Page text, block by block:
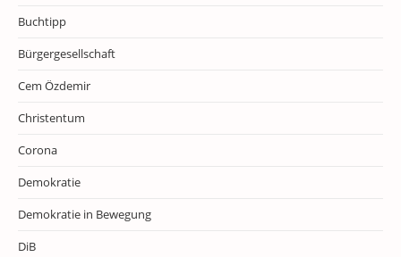
Buchtipp
Bürgergesellschaft
Cem Özdemir
Christentum
Corona
Demokratie
Demokratie in Bewegung
DiB